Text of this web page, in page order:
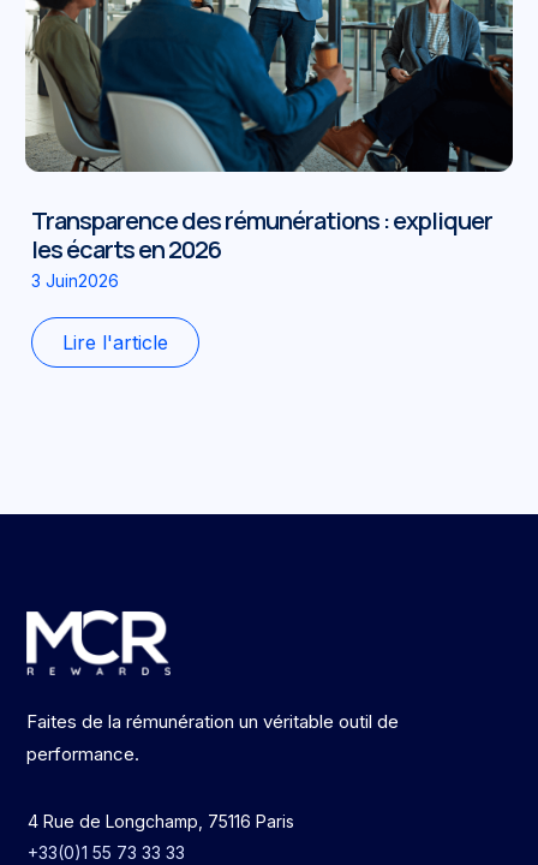
Transparence des rémunérations : expliquer
les écarts en 2026
3 Juin2026
Lire l'article
Faites de la rémunération un véritable outil de
performance.
4 Rue de Longchamp, 75116 Paris
+33(0)1 55 73 33 33